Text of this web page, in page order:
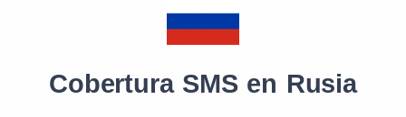
Cobertura SMS en Rusia